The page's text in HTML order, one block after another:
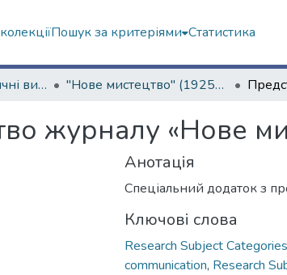
Пошук за критеріями Статистика
Харківські періодичні видання "Нове мистецтво" (1925–1928 рр.)
журналу «Нове
Анотація
Спеціальний додаток з
Ключові слова
Research Subject
communication, Research